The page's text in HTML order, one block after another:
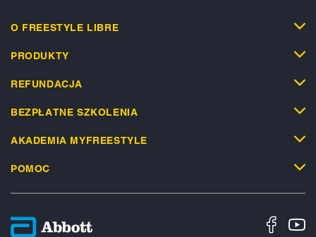
O FREESTYLE LIBRE
PRODUKTY
REFUNDACJA
BEZPŁATNE SZKOLENIA
AKADEMIA MYFREESTYLE
POMOC